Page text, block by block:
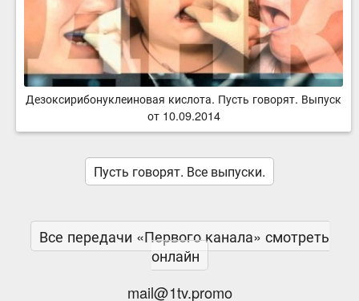
Дезоксирибонуклеиновая кислота. Пусть говорят. Выпуск
от 10.09.2014
Пусть говорят. Все выпуски.
Все передачи «Первого канала» смотреть
онлайн
mail@1tv.promo